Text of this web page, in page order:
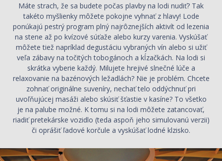
Máte strach, že sa budete počas plavby na lodi nudiť? Tak
takéto myšlienky môžete pokojne vyhnať z hlavy! Lode
ponúkajú pestrý program plný najrôznejších aktivít od lezenia
na stene až po kvízové súťaže alebo kurzy varenia. Vyskúšať
môžete tiež napríklad degustáciu vybraných vín alebo si užiť
veľa zábavy na točitých tobogánoch a kĺzačkách. Na lodi si
skrátka vyberie každý. Milujete hrejivé slnečné lúče a
relaxovanie na bazénových ležadlách? Nie je problém. Chcete
zohnať originálne suveníry, nechať telo oddýchnuť pri
uvoľňujúcej masáži alebo skúsiť šťastie v kasíne? To všetko
je na palube možné. K tomu si na lodi môžete zatancovať,
riadiť pretekárske vozidlo (teda aspoň jeho simulovanú verzii)
či oprášiť ľadové korčule a vyskúšať lodné klzisko.